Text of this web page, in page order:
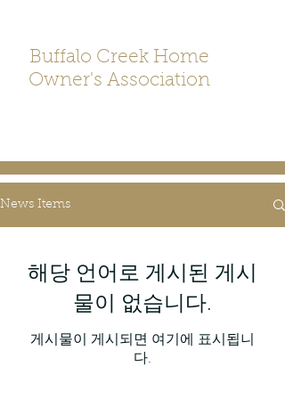
Buffalo Creek Home
Owner's Association
News Items
해당 언어로 게시된 게시
물이 없습니다.
게시물이 게시되면 여기에 표시됩니
다.